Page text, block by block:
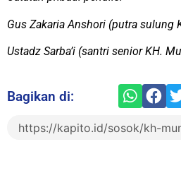
Gus Zakaria Anshori (putra sulung
Ustadz Sarba’i (santri senior KH.
Bagikan di: